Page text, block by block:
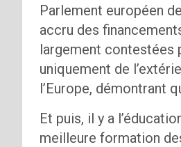
Parlement européen
accru des
largement contestées
uniquement de
l’Europe, démontrant
Et puis, il y a
meilleure formation